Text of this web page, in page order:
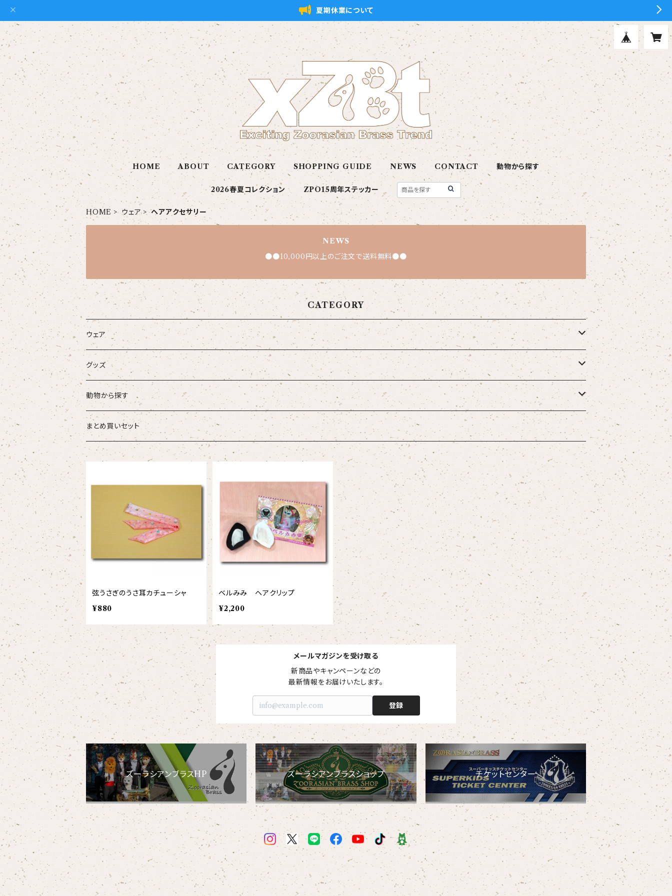
夏期休業について
HOME ABOUT CATEGORY SHOPPING GUIDE NEWS CONTACT 動物から探す
2026春夏コレクション ZPO15周年ステッカー
HOME ウェア ヘアアクセサリー
NEWS
●●10,000円以上のご注文で送料無料●●
CATEGORY
ウェア
大人
こども
ベビー
スタイ
カバーオール
Tシャツ（半袖）
【face】
【signature】
【onepoint】
【EVENT ※期間限定商品】
【xx's day】
【birthday】
【anniversary】
【Allstar】
【unit】
オリジナルイラストTシャツ
侍BRASSTシャツ
【vividtypo】
オーバーサイズTシャツ（半袖）
【custom_point】
【motif】
マグナムウェイトビッグシルエットTシャツ
ベースボールシャツ
【emblem_basic】
【emblem_chara】
【crest】
【6faces】
カラードライポロシャツ
【Brass_emblem】
シャツ
アロハシャツ
ボタンダウン半袖シャツ
オックスフォード長袖シャツ
パーカー
プルオーバーパーカー
フルジップパーカー
ドライジップパーカー
ドライストレッチプルオーバーパーカー
トレーナー
スウェットパンツ
アウター
Tシャツ（長袖）
【chara】
【custom_point】
【xx's day】
【Allstar】
ハット・ネックウォーマー
ヘアアクセサリー
ソックス
ネクタイ
グッズ
タオル・ハンカチ
ポーチ
トートバッグ
おけいこバッグ
ブランケット
ペットアイテム
ポシェット
バックパック・リュック
動物から探す
ズーラシアンブラス
オカピ
インドライオン
ドゥクラングール
ホッキョクグマ
弦うさぎ
メグ
サキソフォックス
クラリキャット
ペパーミント
ドール
ナマケモノ
リトルシスタードール
たたきのトリ アイリス
たたきのトリ スカーレット
ズーラシアンフィルハーモニー管弦楽団
コビトカバ
ジャイアントパンダ
ゴールデンターキン
オセロット
グランパバク
アンクルバク
カズンバク
雲豹（ウンピョウ）
アムールヒョウ
白ヤギ
はたらくトリ
セクション
指揮者3人衆
トラ軍団
トランペッターズ
バク一族
パーカッションチーム
まとめ買いセット
弦うさぎのうさ耳カチューシャ
¥880
ベルみみ ヘアクリップ
¥2,200
メールマガジンを受け取る
新商品やキャンペーンなどの
最新情報をお届けいたします。
登録
ズーラシアンブラスHP ズーラシアンブラスショップ チケットセンター